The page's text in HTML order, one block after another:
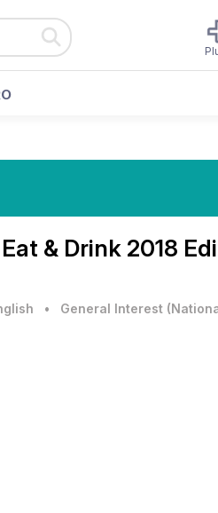
Eat & Drink 2018
• General Interest (